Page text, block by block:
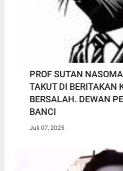
PROF SUTAN
TAKUT DI BERITAKAN
BERSALAH. DEWAN
BANCI
Juli 07, 2025